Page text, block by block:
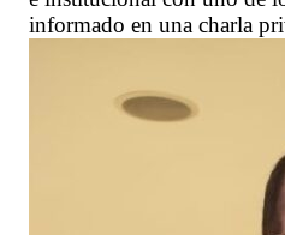
informado en una charla